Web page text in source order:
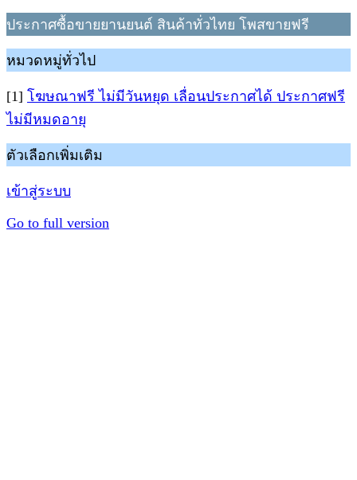
ประกาศซื้อขายยานยนต์ สินค้าทั่วไทย โพสขายฟรี
หมวดหมู่ทั่วไป
[1] โฆษณาฟรี ไม่มีวันหยุด เลื่อนประกาศได้ ประกาศฟรี
ไม่มีหมดอายุ
ตัวเลือกเพิ่มเติม
เข้าสู่ระบบ
Go to full version